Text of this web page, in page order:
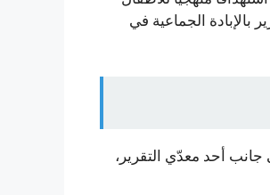
التقرير بالإبادة الجماعية في
أحد معدّي التقرير،